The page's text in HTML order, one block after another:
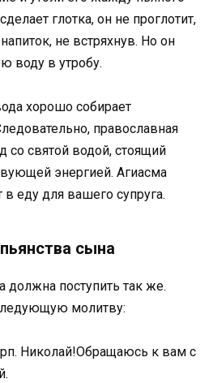
глотка, он не проглотит,
не встряхнув. Но он
воду в утробу.
хорошо собирает
православная
со святой водой, стоящий
энергией. Агиасма
еду для вашего супруга.
сына
должна поступить так же.
молитву:
Николай!Обращаюсь к вам с